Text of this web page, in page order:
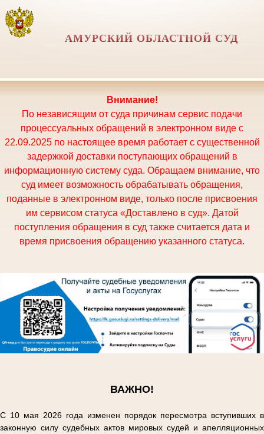
АМУРСКИЙ ОБЛАСТНОЙ СУД
Внимание!
По независящим от суда причинам сервис подачи
процессуальных обращений в электронном виде с
22.09.2025 по настоящее время работает с существенной
задержкой доставки поступающих обращений в
информационную систему суда. Обращаем внимание, что
суд имеет возможность обрабатывать обращения,
поданные в электронном виде, только после присвоения
им сервисом статуса «Доставлено в суд». Датой
поступления обращения в суд также считается дата и
время присвоения обращению указанного статуса.
ВАЖНО!
С 10 мая 2026 года изменен порядок пересмотра вступивших в
законную силу судебных актов мировых судей и апелляционных